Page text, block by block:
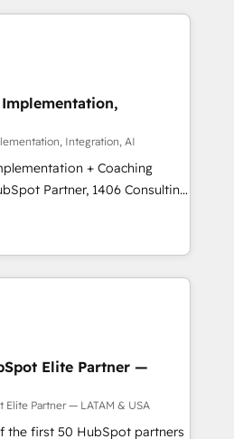
ートナー認定 ✓ HubSpotアワ
ー ✓ ISO27001:2022 /
社以上の導入実績 ✓
想段階からお気軽にお問い合わ
Solutions: -
Inbound Marketing -
CMS Website
to
by providing transparent,
HubSpot
strategic guidance you
Integration, AI
+ Coaching
teams transform how
We don't just build your
team to own it, then stay
⚙️ CRM
& Marketing Alignment +
🤖 Breeze AI & Custom
Integrations & Data
we build. We fix what others
reality—practical
Elite Partner —
Elite Partner — LATAM & USA
the first 50 HubSpot partners